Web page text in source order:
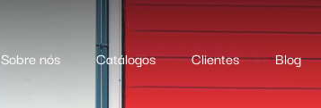
Sobre nós Catálogos Clientes Blog